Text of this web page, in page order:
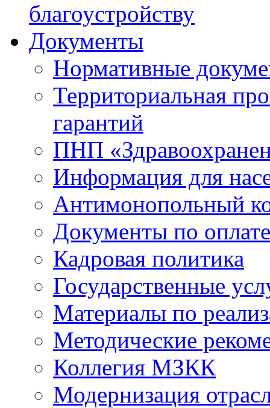
благоустройству
Документы
Нормативные
Территориальная
гарантий
ПНП
Информация для
Антимонопольный
Документы по
Кадровая политика
Государственные
Материалы по
Методические
Коллегия МЗКК
Модернизация